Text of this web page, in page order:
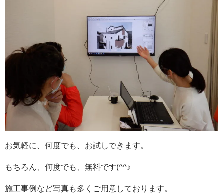
お気軽に、何度でも、お試しできます。
もちろん、何度でも、無料です(^^♪
施工事例など写真も多くご用意しております。